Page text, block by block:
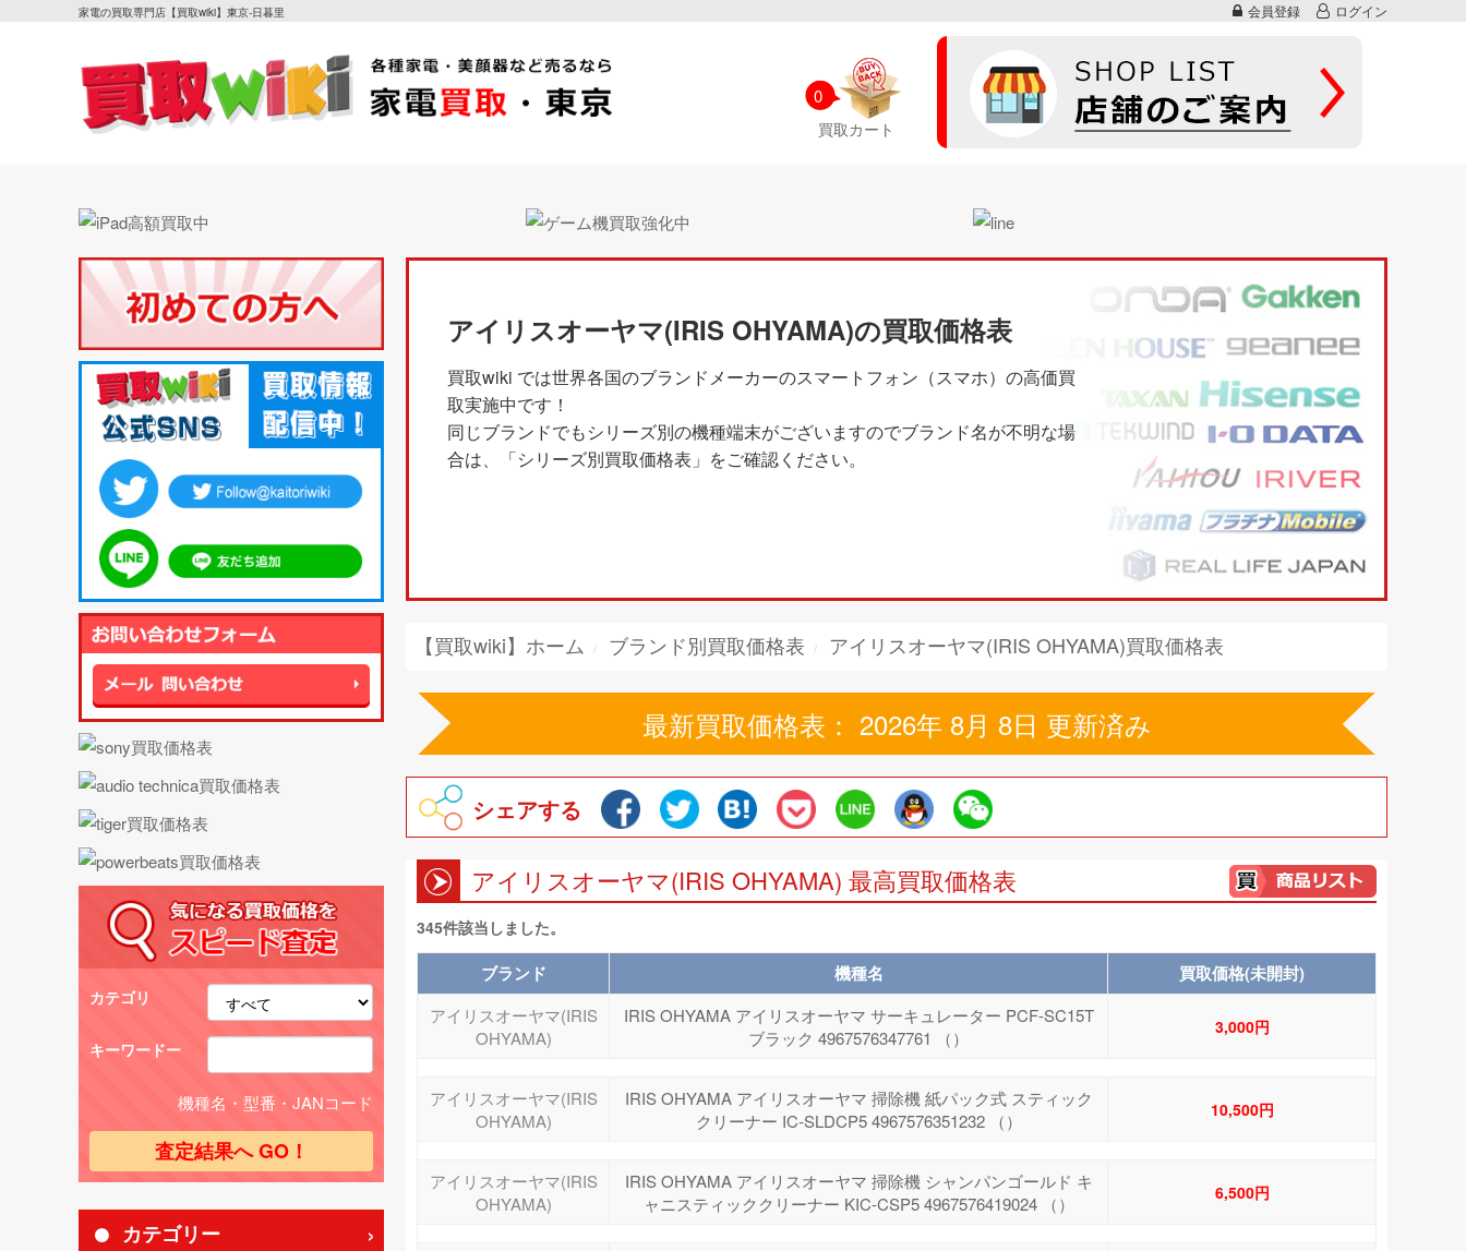
家電の買取専門店【買取wiki】東京-日暮里 会員登録 ログイン
0
買取カート
カテゴリ
キーワードー
機種名・型番・JANコード
カテゴリー
アイリスオーヤマ(IRIS OHYAMA)の買取価格表
買取wiki では世界各国のブランドメーカーのスマートフォン（スマホ）の高価買
取実施中です！
同じブランドでもシリーズ別の機種端末がございますのでブランド名が不明な場
合は、「シリーズ別買取価格表」をご確認ください。
【買取wiki】ホーム ブランド別買取価格表 アイリスオーヤマ(IRIS OHYAMA)買取価格表
最新買取価格表： 2026年 8月 8日 更新済み
シェアする
アイリスオーヤマ(IRIS OHYAMA) 最高買取価格表
345件該当しました。
ブランド 機種名 買取価格(未開封)
アイリスオーヤマ(IRIS
OHYAMA)
IRIS OHYAMA アイリスオーヤマ サーキュレーター PCF-SC15T
ブラック 4967576347761 （）
3,000円
アイリスオーヤマ(IRIS
OHYAMA)
IRIS OHYAMA アイリスオーヤマ 掃除機 紙パック式 スティック
クリーナー IC-SLDCP5 4967576351232 （）
10,500円
アイリスオーヤマ(IRIS
OHYAMA)
IRIS OHYAMA アイリスオーヤマ 掃除機 シャンパンゴールド キ
ャニスティッククリーナー KIC-CSP5 4967576419024 （）
6,500円